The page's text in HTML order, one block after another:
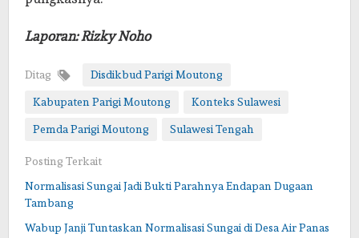
Laporan: Rizky Noho
Ditag Disdikbud Parigi Moutong
Kabupaten Parigi Moutong Konteks Sulawesi
Pemda Parigi Moutong Sulawesi Tengah
Posting Terkait
Normalisasi Sungai Jadi Bukti Parahnya Endapan Dugaan
Tambang
Wabup Janji Tuntaskan Normalisasi Sungai di Desa Air Panas